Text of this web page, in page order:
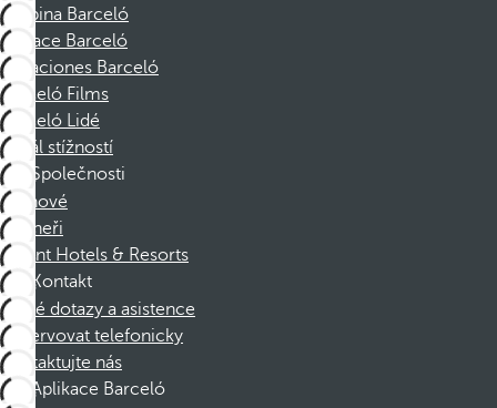
Skupina Barceló
Nadace Barceló
Vacaciones Barceló
Barceló Films
Barceló Lidé
Kanál stížností
Společnosti
Členové
Partneři
Dorint Hotels & Resorts
Kontakt
Časté dotazy a asistence
Rezervovat telefonicky
Kontaktujte nás
Aplikace Barceló